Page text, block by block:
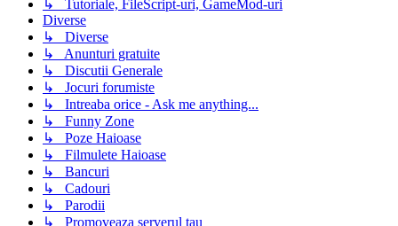
↳ Tutoriale, FileScript-uri, GameMod-uri
Diverse
↳ Diverse
↳ Anunturi gratuite
↳ Discutii Generale
↳ Jocuri forumiste
↳ Intreaba orice - Ask me anything...
↳ Funny Zone
↳ Poze Haioase
↳ Filmulete Haioase
↳ Bancuri
↳ Cadouri
↳ Parodii
↳ Promoveaza serverul tau